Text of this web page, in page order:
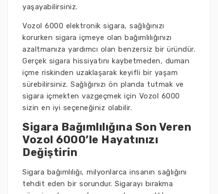
yaşayabilirsiniz.
Vozol 6000 elektronik sigara, sağlığınızı
korurken sigara içmeye olan bağımlılığınızı
azaltmanıza yardımcı olan benzersiz bir üründür.
Gerçek sigara hissiyatını kaybetmeden, duman
içme riskinden uzaklaşarak keyifli bir yaşam
sürebilirsiniz. Sağlığınızı ön planda tutmak ve
sigara içmekten vazgeçmek için Vozol 6000
sizin en iyi seçeneğiniz olabilir.
Sigara Bağımlılığına Son Veren
Vozol 6000’le Hayatınızı
Değiştirin
Sigara bağımlılığı, milyonlarca insanın sağlığını
tehdit eden bir sorundur. Sigarayı bırakma